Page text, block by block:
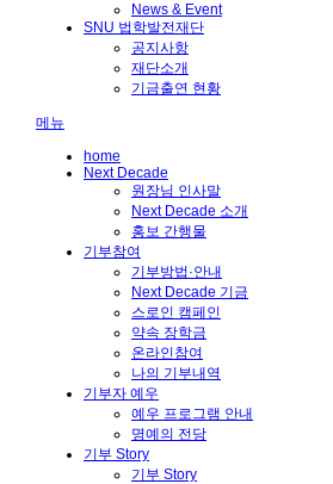
News & Event
SNU 법학발전재단
공지사항
재단소개
기금출연 현황
메뉴
home
Next Decade
원장님 인사말
Next Decade 소개
홍보 간행물
기부참여
기부방법·안내
Next Decade 기금
스로인 캠페인
약속 장학금
온라인참여
나의 기부내역
기부자 예우
예우 프로그램 안내
명예의 전당
기부 Story
기부 Story